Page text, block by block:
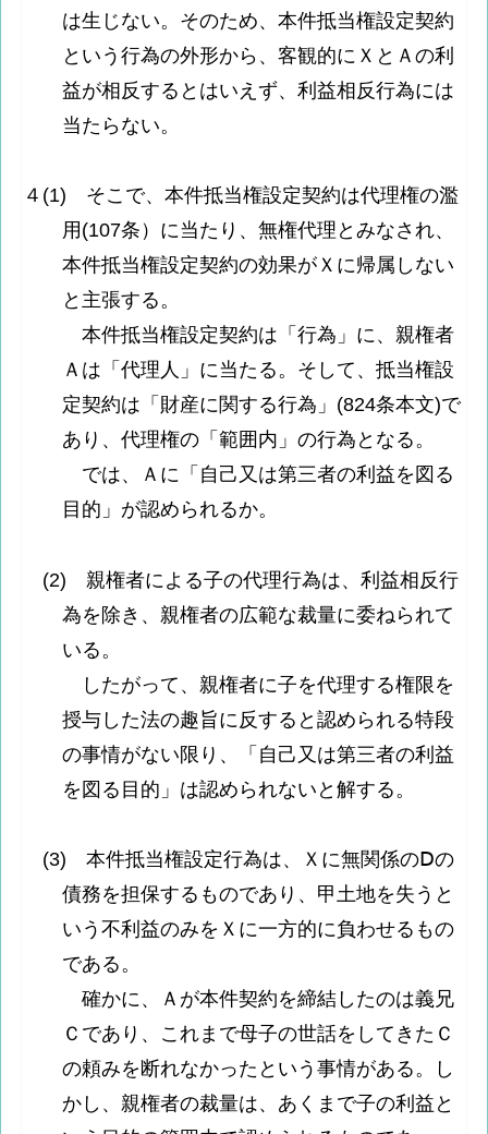
は生じない。そのため、本件抵当権設定契約
という行為の外形から、客観的にＸとＡの利
益が相反するとはいえず、利益相反行為には
当たらない。
４(1) そこで、本件抵当権設定契約は代理権の濫
用(107条）に当たり、無権代理とみなされ、
本件抵当権設定契約の効果がＸに帰属しない
と主張する。
本件抵当権設定契約は「行為」に、親権者
Ａは「代理人」に当たる。そして、抵当権設
定契約は「財産に関する行為」(824条本文)で
あり、代理権の「範囲内」の行為となる。
では、Ａに「自己又は第三者の利益を図る
目的」が認められるか。
(2) 親権者による子の代理行為は、利益相反行
為を除き、親権者の広範な裁量に委ねられて
いる。
したがって、親権者に子を代理する権限を
授与した法の趣旨に反すると認められる特段
の事情がない限り、「自己又は第三者の利益
を図る目的」は認められないと解する。
(3) 本件抵当権設定行為は、Ｘに無関係のⅮの
債務を担保するものであり、甲土地を失うと
いう不利益のみをＸに一方的に負わせるもの
である。
確かに、Ａが本件契約を締結したのは義兄
Ｃであり、これまで母子の世話をしてきたＣ
の頼みを断れなかったという事情がある。し
かし、親権者の裁量は、あくまで子の利益と